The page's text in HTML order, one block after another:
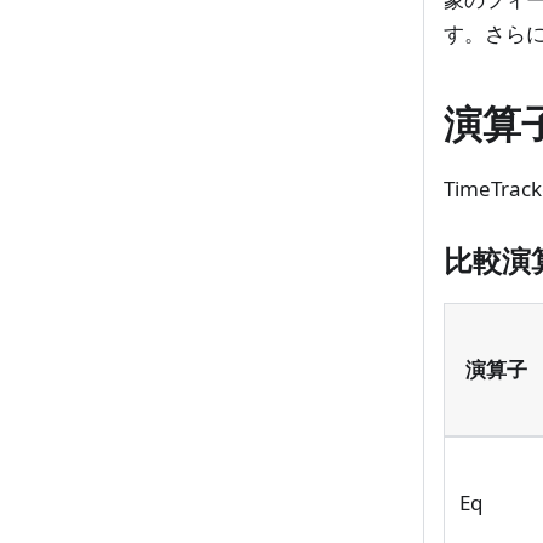
す。さら
演算
比較演
演算子
Eq